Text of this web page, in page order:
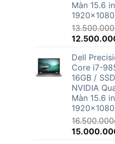
Màn 15.6
1920x1080
13.500.000
Giá
là:
Dell
Core i7-
16GB /
NVIDIA
Màn 15.6
1920x1080
16.500.000
Giá